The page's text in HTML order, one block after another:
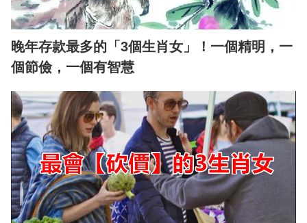
晚年存款最多的「3個生肖女」！一個精明，一
個節儉，一個有智慧